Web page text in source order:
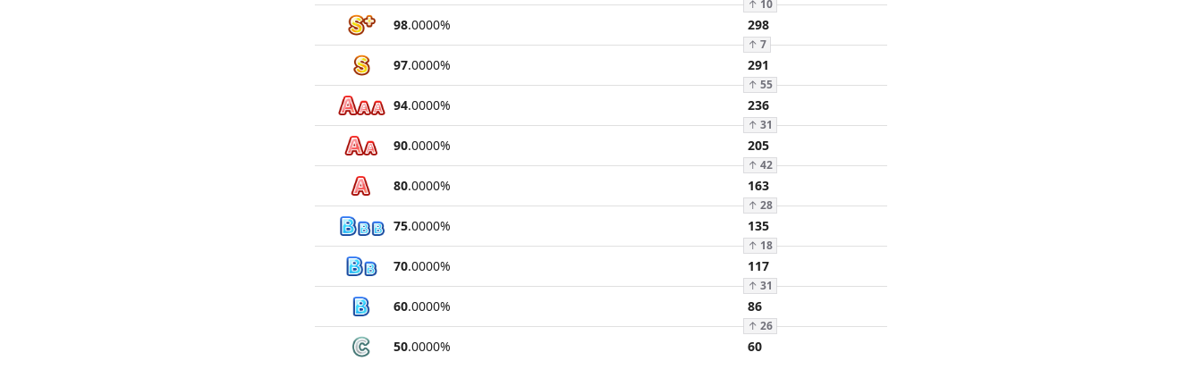
↑ 10
98.0000% 298
↑ 7
97.0000% 291
↑ 55
94.0000% 236
↑ 31
90.0000% 205
↑ 42
80.0000% 163
↑ 28
75.0000% 135
↑ 18
70.0000% 117
↑ 31
60.0000% 86
↑ 26
50.0000% 60